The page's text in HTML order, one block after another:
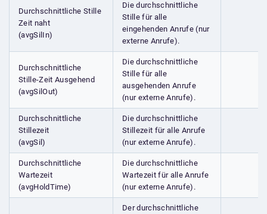
Durchschnittliche Stille
Zeit naht
(avgSilIn)
Die durchschnittliche
Stille für alle
eingehenden Anrufe (nur
externe Anrufe).
Durchschnittliche
Stille-Zeit Ausgehend
(avgSilOut)
Die durchschnittliche
Stille für alle
ausgehenden Anrufe
(nur externe Anrufe).
Durchschnittliche
Stillezeit
(avgSil)
Die durchschnittliche
Stillezeit für alle Anrufe
(nur externe Anrufe).
Durchschnittliche
Wartezeit
(avgHoldTime)
Die durchschnittliche
Wartezeit für alle Anrufe
(nur externe Anrufe).
Der durchschnittliche